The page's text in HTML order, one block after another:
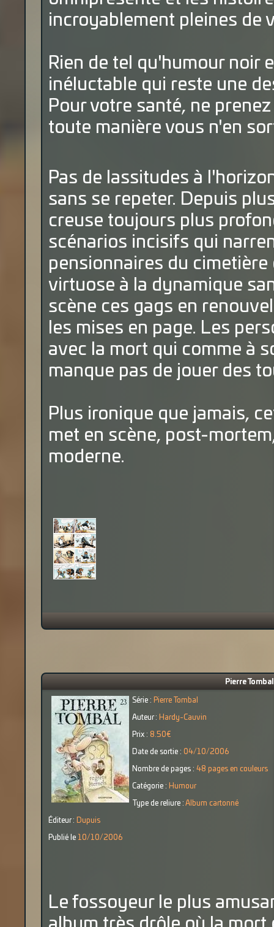
incroyablement pleines de
Rien de tel qu'humour noir
inéluctable qui reste une
Pour votre santé, ne
toute manière vous n'en
Pas de lassitudes à
sans se repeter. Depuis
creuse toujours plus
scénarios incisifs qui
pensionnaires du cimetière
virtuose à la dynamique
scène ces gags en
les mises en page. Les
avec la mort qui comme à
manque pas de jouer des
Plus ironique que jamais,
met en scène, post-
moderne.
Pierre
Série : Pierre Tombal
Auteur : Hardy-Cauvin
Prix : 8.50€
Date de sortie : 04/10/2006
Nombre de pages : 48 pages en couleurs
Catégorie : Humour
Type de reliure : Album cartonné
Éditeur : Dupuis
Publié le 10/10/2006
Le fossoyeur le plus